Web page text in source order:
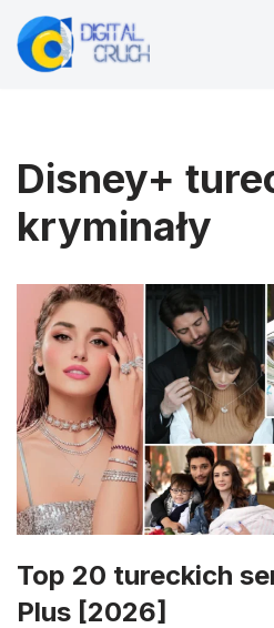
Przejdź
Disney+
kryminały
Top 20 tureckich
Plus [2026]